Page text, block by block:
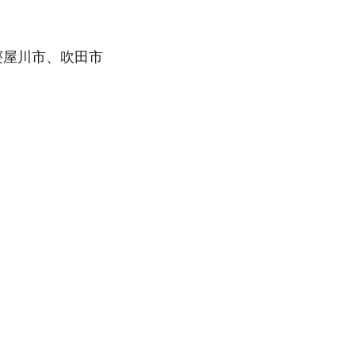
川市、吹田市